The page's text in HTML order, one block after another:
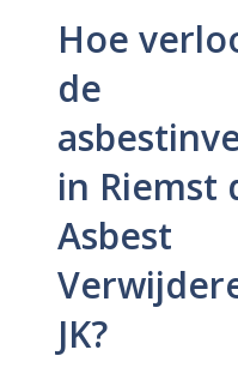
Hoe
de
in Riemst
Asbest
JK?